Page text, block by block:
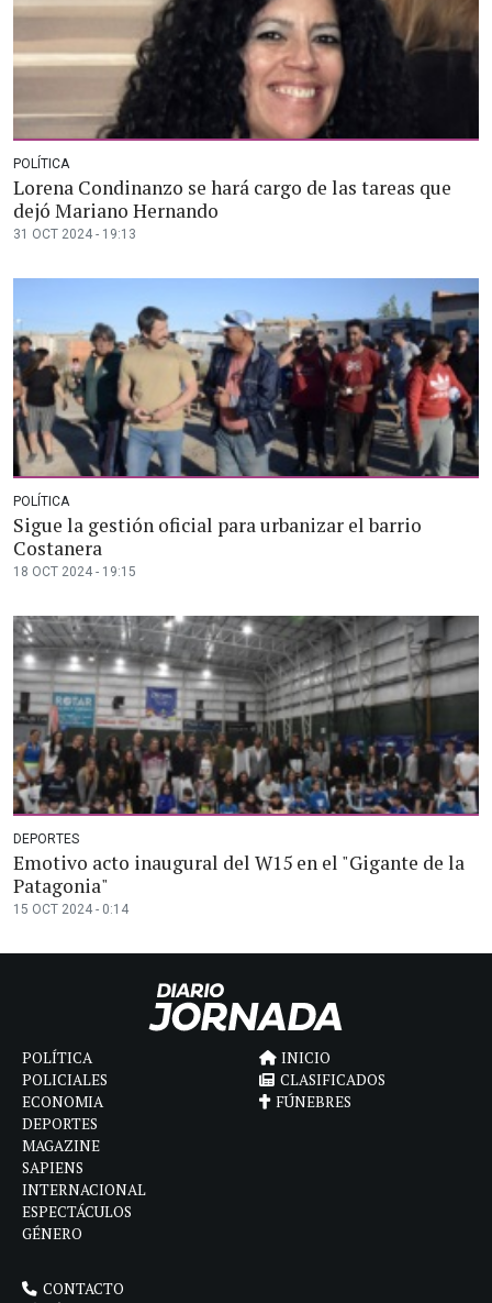
POLÍTICA
Lorena Condinanzo se hará cargo de las tareas que
dejó Mariano Hernando
31 OCT 2024 - 19:13
POLÍTICA
Sigue la gestión oficial para urbanizar el barrio
Costanera
18 OCT 2024 - 19:15
DEPORTES
Emotivo acto inaugural del W15 en el "Gigante de la
Patagonia"
15 OCT 2024 - 0:14
POLÍTICA
POLICIALES
ECONOMIA
DEPORTES
MAGAZINE
SAPIENS
INTERNACIONAL
ESPECTÁCULOS
GÉNERO
INICIO
CLASIFICADOS
FÚNEBRES
CONTACTO